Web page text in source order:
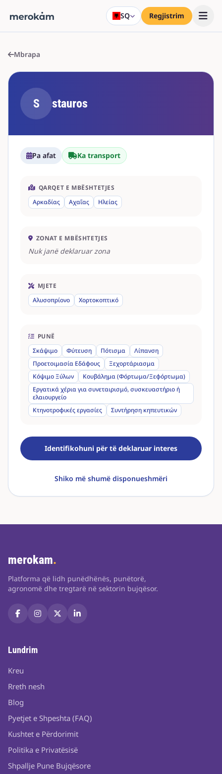
SQ Regjistrim
Mbrapa
S stauros
Pa afat Ka transport
QARQET E MBËSHTETJES
Αρκαδίας
Αχαΐας Ηλείας
ZONAT E MBËSHTETJES
Nuk janë deklaruar zona
MJETE
Αλυσοπρίονο
Χορτοκοπτικό
PUNË
Σκάψιμο
Φύτευση Πότισμα
Λίπανση
Προετοιμασία Εδάφους
Ξεχορτάριασμα
Κόψιμο Ξύλων
Κουβάλημα (Φόρτωμα/Ξεφόρτωμα)
Εργατικά χέρια για συνεταιρισμό, συσκευαστήριο ή
ελαιουργείο
Κτηνοτροφικές εργασίες
Συντήρηση κηπευτικών
Identifikohuni për të deklaruar interes
Shiko më shumë disponueshmëri
merokam.
Platforma që lidh punëdhënës, punëtorë,
agronomë dhe tregtarë në sektorin bujqësor.
Lundrim
Kreu
Rreth nesh
Blog
Pyetjet e Shpeshta (FAQ)
Kushtet e Përdorimit
Politika e Privatësisë
Shpallje Pune Bujqësore